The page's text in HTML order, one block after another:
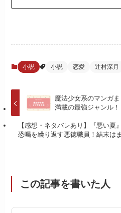
小説 小説 恋愛 辻村深月
魔法少女系のマンガ
満載の最強ジャンル！
【感想・ネタバレあり】『悪い夏
恐喝を繰り返す悪徳職員！結末は
この記事を書いた人